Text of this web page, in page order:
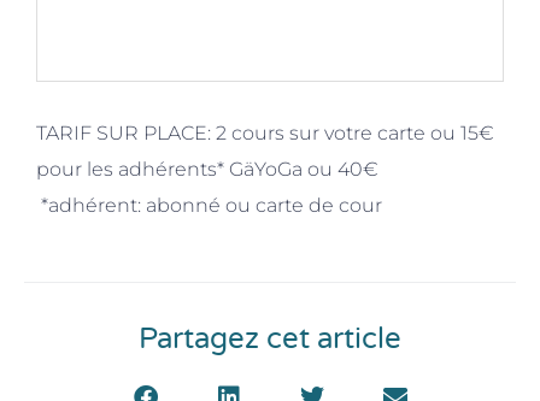
TARIF SUR PLACE: 2 cours sur votre carte ou 15€
pour les adhérents* GäYoGa ou 40€
*adhérent: abonné ou carte de cour
Partagez cet article